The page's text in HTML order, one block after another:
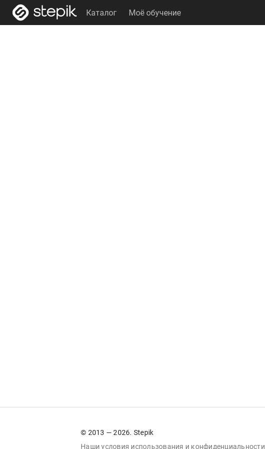
Каталог Моё обучение
© 2013 — 2026. Stepik
Наши условия использования и конфиденциальности